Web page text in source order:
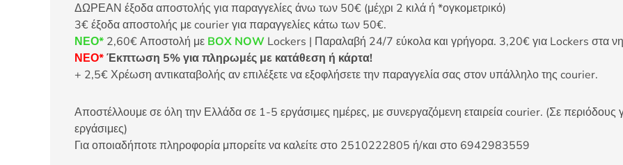
ΔΩΡΕΑΝ έξοδα αποστολής για παραγγελίες άνω των 50€ (μέχρι 2 κιλά ή *ογκομετρικό)
3€ έξοδα αποστολής με courier για παραγγελίες κάτω των 50€.
ΝΕΟ* 2,60€ Αποστολή με BOX NOW Lockers | Παραλαβή 24/7 εύκολα και γρήγορα. 3,20€ για Lockers στα
ΝΕΟ*Έκπτωση 5% για πληρωμές με κατάθεση ή κάρτα!
+ 2,5€ Χρέωση αντικαταβολής αν επιλέξετε να εξοφλήσετε την παραγγελία σας στον υπάλληλο της courier.
Αποστέλλουμε σε όλη την Ελλάδα σε 1-5 εργάσιμες ημέρες, με συνεργαζόμενη εταιρεία courier. (Σε περιόδους
εργάσιμες)
Για οποιαδήποτε πληροφορία μπορείτε να καλείτε στο 2510222805 ή/και στο 6942983559